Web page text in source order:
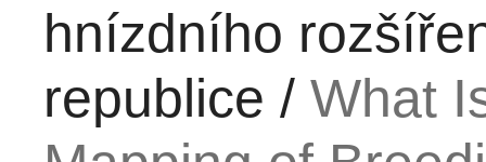
hnízdního
republice / What